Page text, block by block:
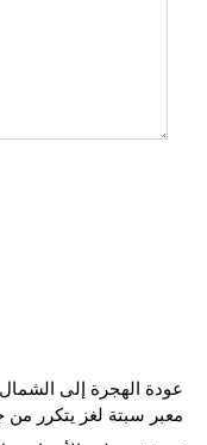
عودة الهجرة إلى
معبر سبتة لغز يتكرر من